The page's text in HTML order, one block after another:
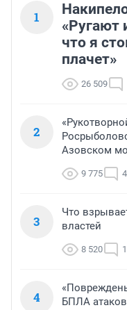
1
«Ругают
что я
плачет»
26 509
2
Азовском
9 775 4
3
Что
властей
8 520
4
БПЛА